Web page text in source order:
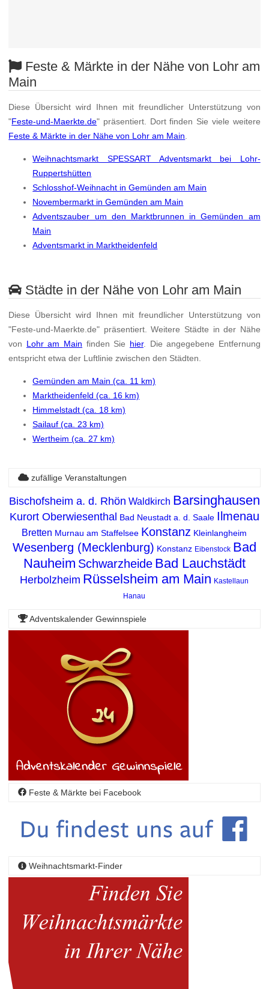
Feste & Märkte in der Nähe von Lohr am
Main
Diese Übersicht wird Ihnen mit freundlicher Unterstützung von
"Feste-und-Maerkte.de" präsentiert. Dort finden Sie viele weitere
Feste & Märkte in der Nähe von Lohr am Main
Weihnachtsmarkt SPESSART Adventsmarkt bei Lohr-
Ruppertshütten
Schlosshof-Weihnacht in Gemünden am Main
Novembermarkt in Gemünden am Main
Adventszauber um den Marktbrunnen in Gemünden am
Main
Adventsmarkt in Marktheidenfeld
Städte in der Nähe von Lohr am Main
Diese Übersicht wird Ihnen mit freundlicher Unterstützung von
"Feste-und-Maerkte.de" präsentiert. Weitere Städte in der Nähe
von Lohr am Main finden Sie hier. Die angegebene Entfernung
entspricht etwa der Luftlinie zwischen den Städten.
Gemünden am Main (ca. 11 km)
Marktheidenfeld (ca. 16 km)
Himmelstadt (ca. 18 km)
Sailauf (ca. 23 km)
Wertheim (ca. 27 km)
zufällige Veranstaltungen
Bischofsheim a. d. Rhön Waldkirch Barsinghausen
Kurort Oberwiesenthal Bad Neustadt a. d. Saale Ilmenau
Bretten Murnau am Staffelsee Konstanz Kleinlangheim
Wesenberg (Mecklenburg) Konstanz Eibenstock Bad
Nauheim Schwarzheide Bad Lauchstädt
Herbolzheim Rüsselsheim am Main Kastellaun
Hanau
Adventskalender Gewinnspiele
Feste & Märkte bei Facebook
Weihnachtsmarkt-Finder